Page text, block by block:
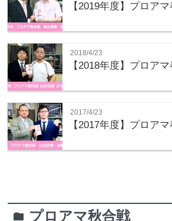
【2019年度】プロア
2018/4/23
【2018年度】プロア
2017/4/23
【2017年度】プロア
folder プロアマ秋合戦